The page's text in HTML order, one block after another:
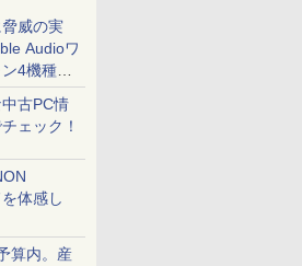
威の実
Audioワ
4機種を
古PC情
ェック！
体感し
算内。産